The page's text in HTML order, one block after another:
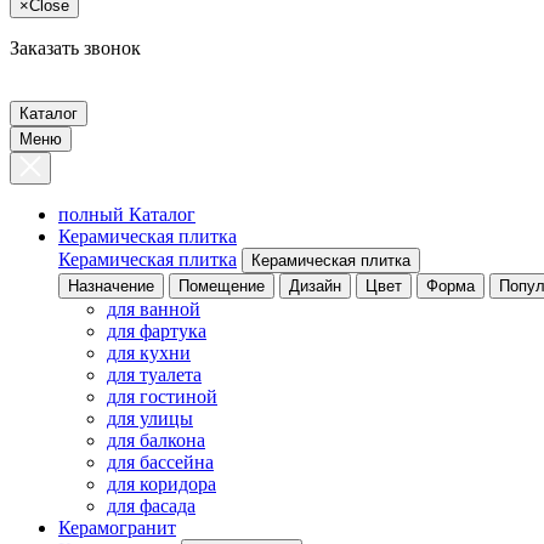
×Close
Заказать звонок
Каталог
Меню
полный Каталог
Керамическая плитка
Керамическая плитка
Керамическая плитка
Назначение
Помещение Дизайн Цвет Форма
для ванной
для фартука
для кухни
для туалета
для гостиной
для улицы
для балкона
для бассейна
для коридора
для фасада
Керамогранит